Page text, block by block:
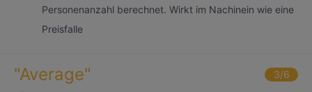
Personenanzahl berechnet. Wirkt im Nachinein wie eine
Preisfalle
"Average" 3/6